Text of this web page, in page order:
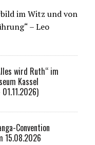
im Witz und von
– Leo
wird Ruth“ im
Kassel
Convention
15.08.2026